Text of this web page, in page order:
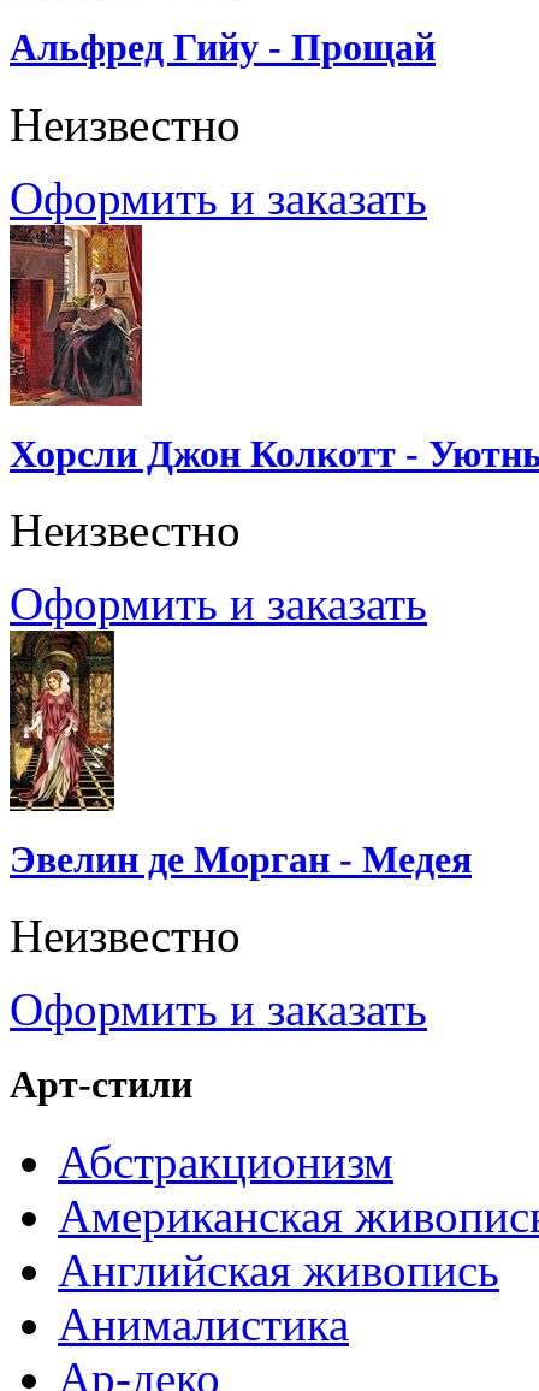
Альфред Гийу - Прощай
Неизвестно
Оформить и заказать
Хорсли Джон Колкотт -
Неизвестно
Оформить и заказать
Эвелин де Морган - Медея
Неизвестно
Оформить и заказать
Арт-стили
Абстракционизм
Американская
Английская живопись
Анималистика
Ар-деко